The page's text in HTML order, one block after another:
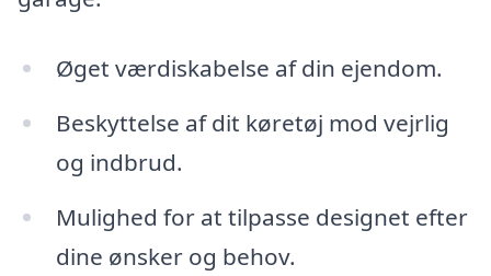
Øget værdiskabelse af din ejendom.
Beskyttelse af dit køretøj mod vejrlig
og indbrud.
Mulighed for at tilpasse designet efter
dine ønsker og behov.